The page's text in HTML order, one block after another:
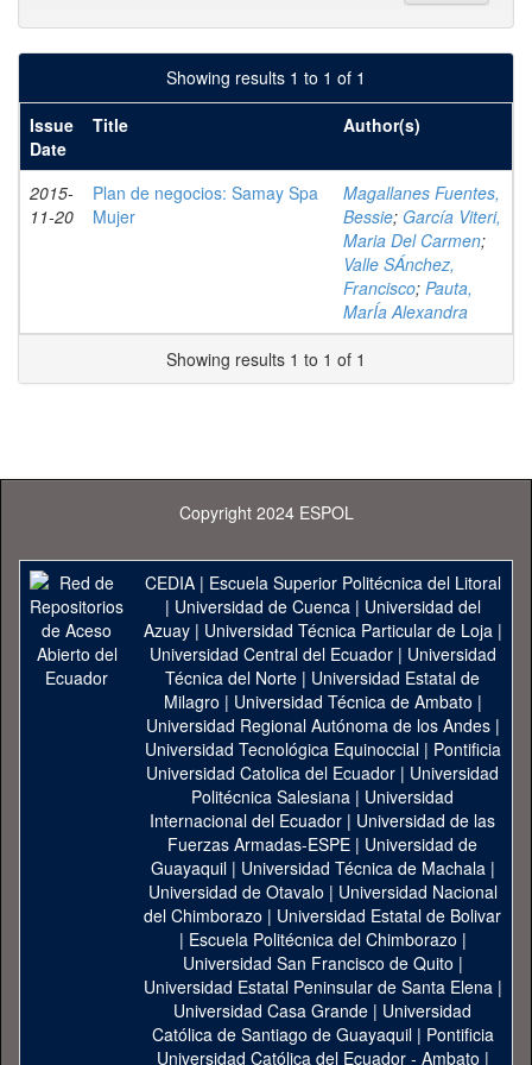
Showing results 1 to 1 of 1
Issue
Date
Title Author(s)
2015-
11-20
Plan de negocios: Samay Spa
Mujer
Magallanes Fuentes,
Bessie; García Viteri,
Maria Del Carmen;
Valle SÁnchez,
Francisco; Pauta,
MarÍa Alexandra
Showing results 1 to 1 of 1
Copyright 2024 ESPOL
CEDIA| Escuela Superior Politécnica del Litoral
| Universidad de Cuenca| Universidad del
Azuay| Universidad Técnica Particular de Loja|
Universidad Central del Ecuador| Universidad
Técnica del Norte | Universidad Estatal de
Milagro | Universidad Técnica de Ambato |
Universidad Regional Autónoma de los Andes|
Universidad Tecnológica Equinoccial| Pontificia
Universidad Catolica del Ecuador | Universidad
Politécnica Salesiana | Universidad
Internacional del Ecuador | Universidad de las
Fuerzas Armadas-ESPE | Universidad de
Guayaquil| Universidad Técnica de Machala|
Universidad de Otavalo | Universidad Nacional
del Chimborazo | Universidad Estatal de Bolivar
| Escuela Politécnica del Chimborazo |
Universidad San Francisco de Quito |
Universidad Estatal Peninsular de Santa Elena|
Universidad Casa Grande | Universidad
Católica de Santiago de Guayaquil| Pontificia
Universidad Católica del Ecuador - Ambato |